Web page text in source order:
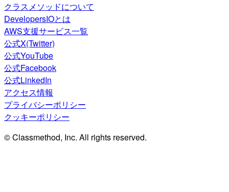
クラスメソッドについて
DevelopersIOとは
AWS支援サービス一覧
公式X(Twitter)
公式YouTube
公式Facebook
公式LinkedIn
アクセス情報
プライバシーポリシー
クッキーポリシー
© Classmethod, Inc. All rights reserved.